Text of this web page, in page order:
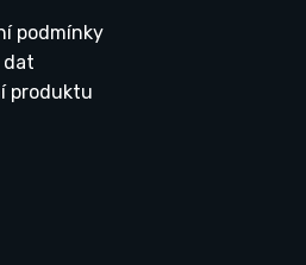
podmínky
dat
produktu